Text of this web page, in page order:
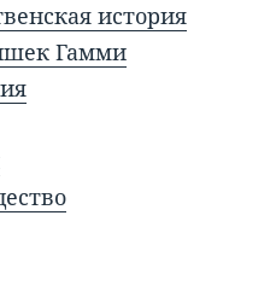
история
Гамми